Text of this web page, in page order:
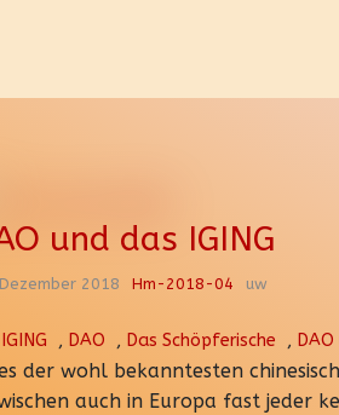
und das IGING
2018 Hm-2018-04 uw
IGING , DAO , Das Schöpferische ,
der wohl bekanntesten
auch in Europa fast jeder